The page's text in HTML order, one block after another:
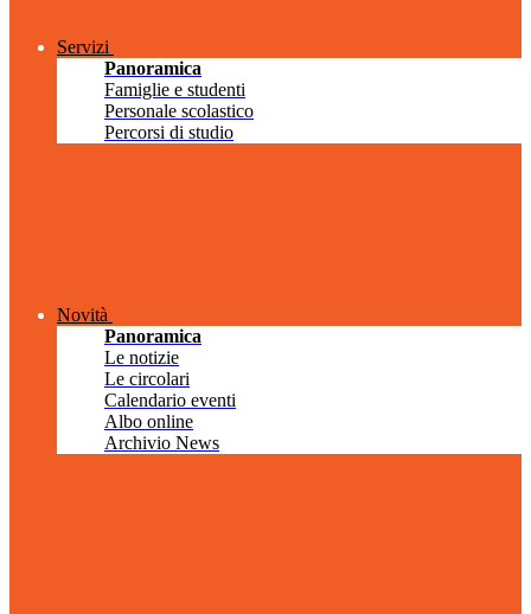
Servizi
Panoramica
Famiglie e studenti
Personale scolastico
Percorsi di studio
Novità
Panoramica
Le notizie
Le circolari
Calendario eventi
Albo online
Archivio News